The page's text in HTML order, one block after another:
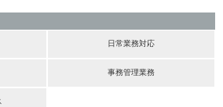
日常業務対応
事務管理業務